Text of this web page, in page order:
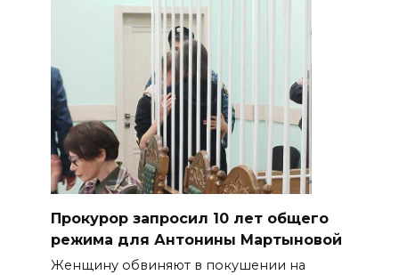
​Прокурор запросил 10 лет общего
режима для Антонины Мартыновой
Женщину обвиняют в покушении на